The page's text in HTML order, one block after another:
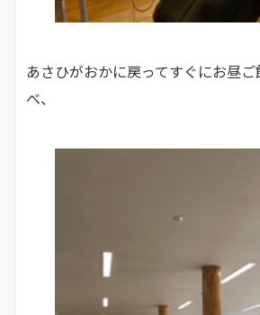
あさひがおかに戻ってすぐにお昼
べ、